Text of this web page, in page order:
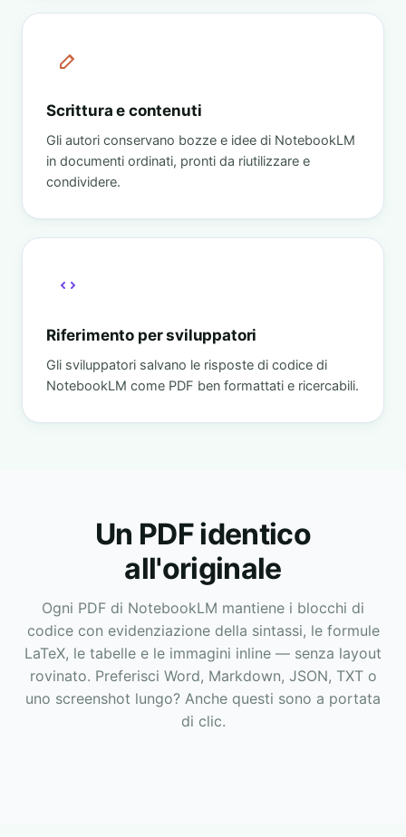
Scrittura e contenuti
Gli autori conservano bozze e idee di NotebookLM
in documenti ordinati, pronti da riutilizzare e
condividere.
Riferimento per sviluppatori
Gli sviluppatori salvano le risposte di codice di
NotebookLM come PDF ben formattati e ricercabili.
Un PDF identico
all'originale
Ogni PDF di NotebookLM mantiene i blocchi di
codice con evidenziazione della sintassi, le formule
LaTeX, le tabelle e le immagini inline — senza layout
rovinato. Preferisci Word, Markdown, JSON, TXT o
uno screenshot lungo? Anche questi sono a portata
di clic.